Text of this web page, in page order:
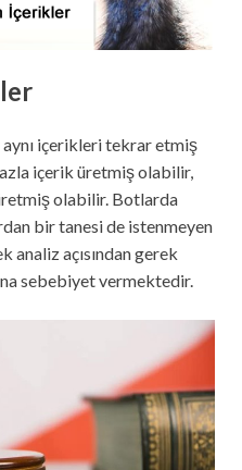
içerikleri tekrar etmiş
içerik üretmiş olabilir,
olabilir. Botlarda
bir tanesi de istenmeyen
analiz açısından gerek
sebebiyet vermektedir.